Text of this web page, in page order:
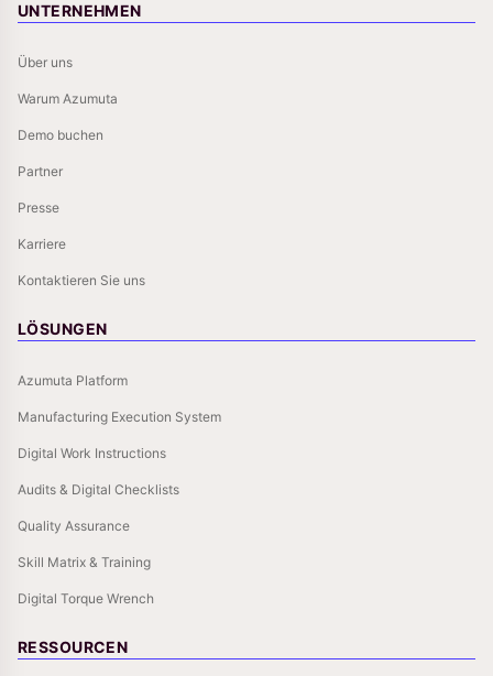
UNTERNEHMEN
Über uns
Warum Azumuta
Demo buchen
Partner
Presse
Karriere
Kontaktieren Sie uns
LÖSUNGEN
Azumuta Platform
Manufacturing Execution System
Digital Work Instructions
Audits & Digital Checklists
Quality Assurance
Skill Matrix & Training
Digital Torque Wrench
RESSOURCEN